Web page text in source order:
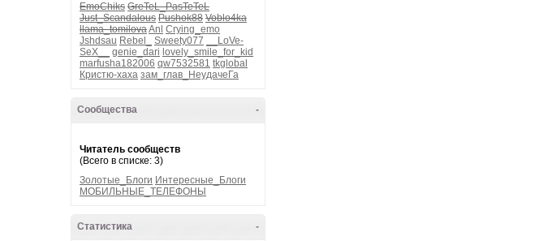
EmoChiks GreTeL_PasTeTeL
Just_Scandalous Pushok88 Voblo4ka
llama_tomilovaAnl Crying_emo
Jshdsau Rebel_ Sweety077
__LoVe-
SeX__
genie_dari lovely_smile_for_kid
marfusha182006 qw7532581 tkglobal
Кристю-хаха зам_глав_НеудачеГа
-
Сообщества
Читатель сообществ
(Всего в списке: 3)
Золотые_Блоги Интересные_Блоги
МОБИЛЬНЫЕ_ТЕЛЕФОНЫ
-
Статистика